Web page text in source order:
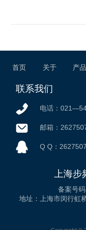
首页 关于 产品
联系我们
电话：
邮箱：
Q Q：
上海步
备案号
地址：上海市闵行虹